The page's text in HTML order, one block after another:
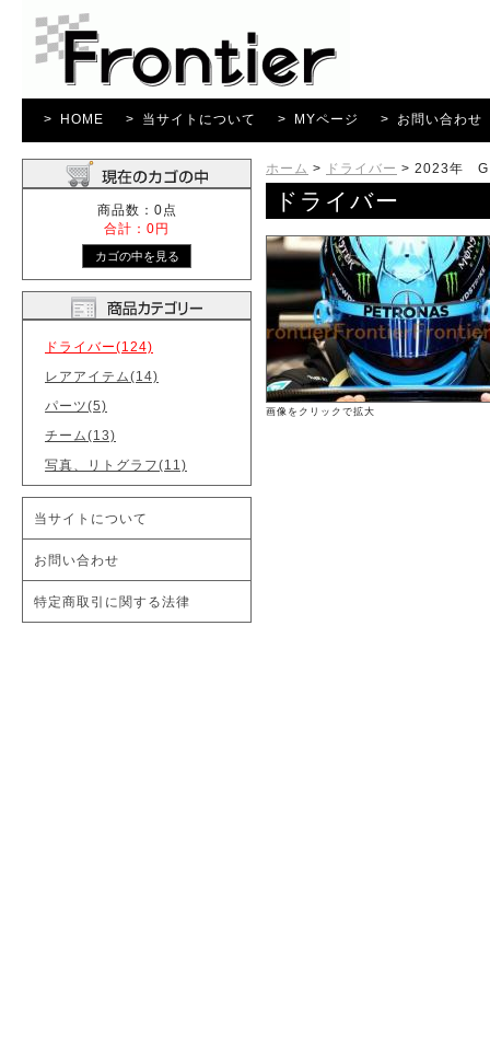
> HOME > 当サイトについて > MYページ > お問い合わせ
商品数：0点
合計：0円
ドライバー(124)
レアアイテム(14)
パーツ(5)
チーム(13)
写真、リトグラフ(11)
当サイトについて
お問い合わせ
特定商取引に関する法律
ホーム > ドライバー > 2023年 G.
ドライバー
画像をクリックで拡大